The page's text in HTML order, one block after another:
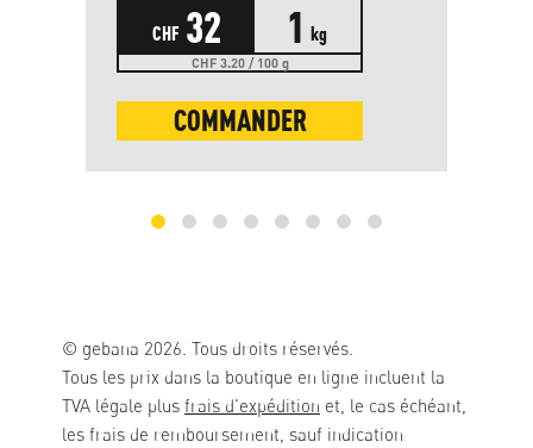
CHF 32 1 kg
CHF 3.20 / 100 g
COMMANDER
© gebana 2026. Tous droits réservés.
Tous les prix dans la boutique en ligne incluent la
TVA légale plus frais d'expédition et, le cas échéant,
les frais de remboursement, sauf indication